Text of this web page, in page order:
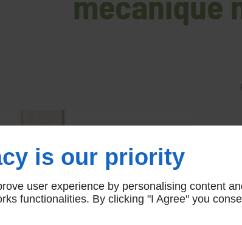
is our priority
user experience by personalising content
functionalities. By clicking "I Agree" you